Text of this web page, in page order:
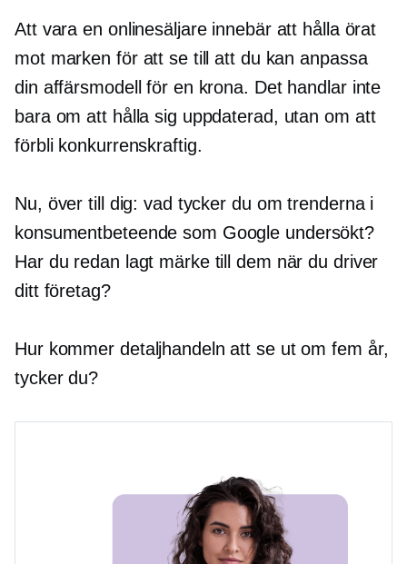
Att vara en onlinesäljare innebär att hålla örat
mot marken för att se till att du kan anpassa
din affärsmodell för en krona. Det handlar inte
bara om att hålla sig uppdaterad, utan om att
förbli konkurrenskraftig.
Nu, över till dig: vad tycker du om trenderna i
konsumentbeteende som Google undersökt?
Har du redan lagt märke till dem när du driver
ditt företag?
Hur kommer detaljhandeln att se ut om fem år,
tycker du?